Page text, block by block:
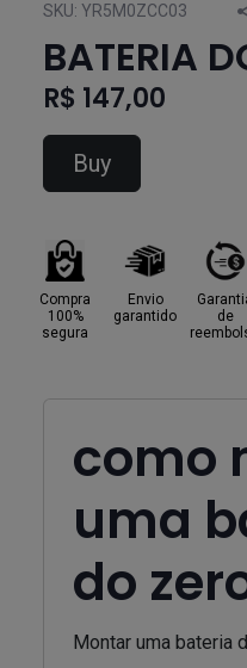
SKU: YR5M0ZCC03
BATERIA
R$ 147,00
Buy
Compra
100%
segura
Envio
garantido
de
como
uma
do
Montar uma bateria